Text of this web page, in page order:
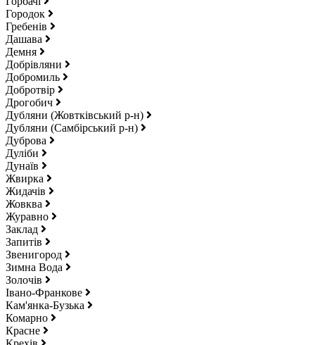
Городок
Гребенів
Дашава
Демня
Добрівляни
Добромиль
Добротвір
Дрогобич
Дубляни (Жовтківський р-н)
Дубляни (Самбірський р-н)
Дуброва
Дуліби
Дунаїв
Жвирка
Жидачів
Жовква
Журавно
Заклад
Запитів
Звенигород
Зимна Вода
Золочів
Івано-Франкове
Кам'янка-Бузька
Комарно
Красне